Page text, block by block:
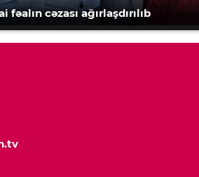
cəzası ağırlaşdırılıb